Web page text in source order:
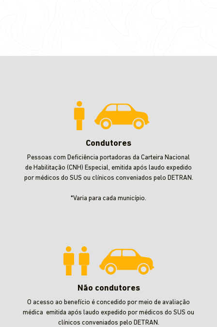
Condutores
Pessoas com Deficiência portadoras da Carteira Nacional
de Habilitação (CNH) Especial, emitida após laudo expedido
por médicos do SUS ou clínicos conveniados pelo DETRAN.
*Varia para cada município.
Não condutores
O acesso ao benefício é concedido por meio de avaliação
médica emitida após laudo expedido por médicos do SUS ou
clínicos conveniados pelo DETRAN.